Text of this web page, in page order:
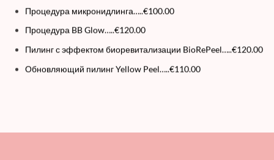
Процедура микронидлинга…..€100.00
Процедура BB Glow…..€120.00
Пилинг с эффектом биоревитализации BioRePeel…..€120.00
Обновляющий пилинг Yellow Peel…..€110.00